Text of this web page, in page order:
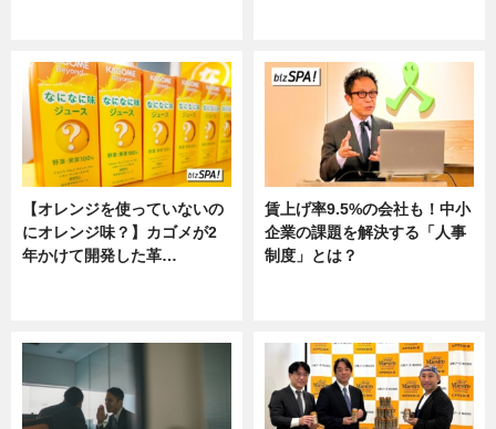
【オレンジを使っていないの
にオレンジ味？】カゴメが2
年かけて開発した革…
賃上げ率9.5%の会社も！中小
企業の課題を解決する「人事
制度」とは？